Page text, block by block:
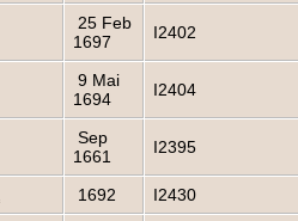
25 Feb
1697
I2402
9 Mai
1694
I2404
Sep
1661
I2395
1692 I2430